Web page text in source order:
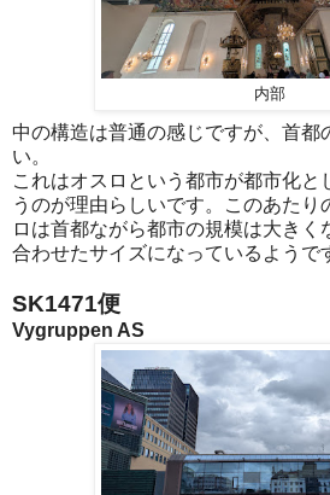
内部
中の構造は普通の感じですが、首都
い。
これはオスロという都市が都市化と
うのが理由らしいです。このあたり
ロは首都ながら都市の規模は大きく
合わせたサイズになっているようで
SK1471便
Vygruppen AS